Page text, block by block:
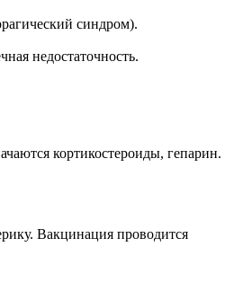
синдром).
недостаточность.
кортикостероиды, гепарин.
Вакцинация проводится